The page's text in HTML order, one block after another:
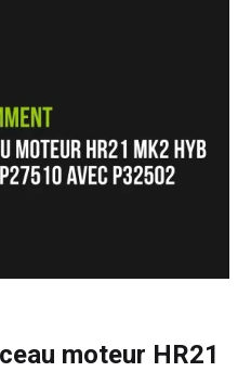
moteur HR21